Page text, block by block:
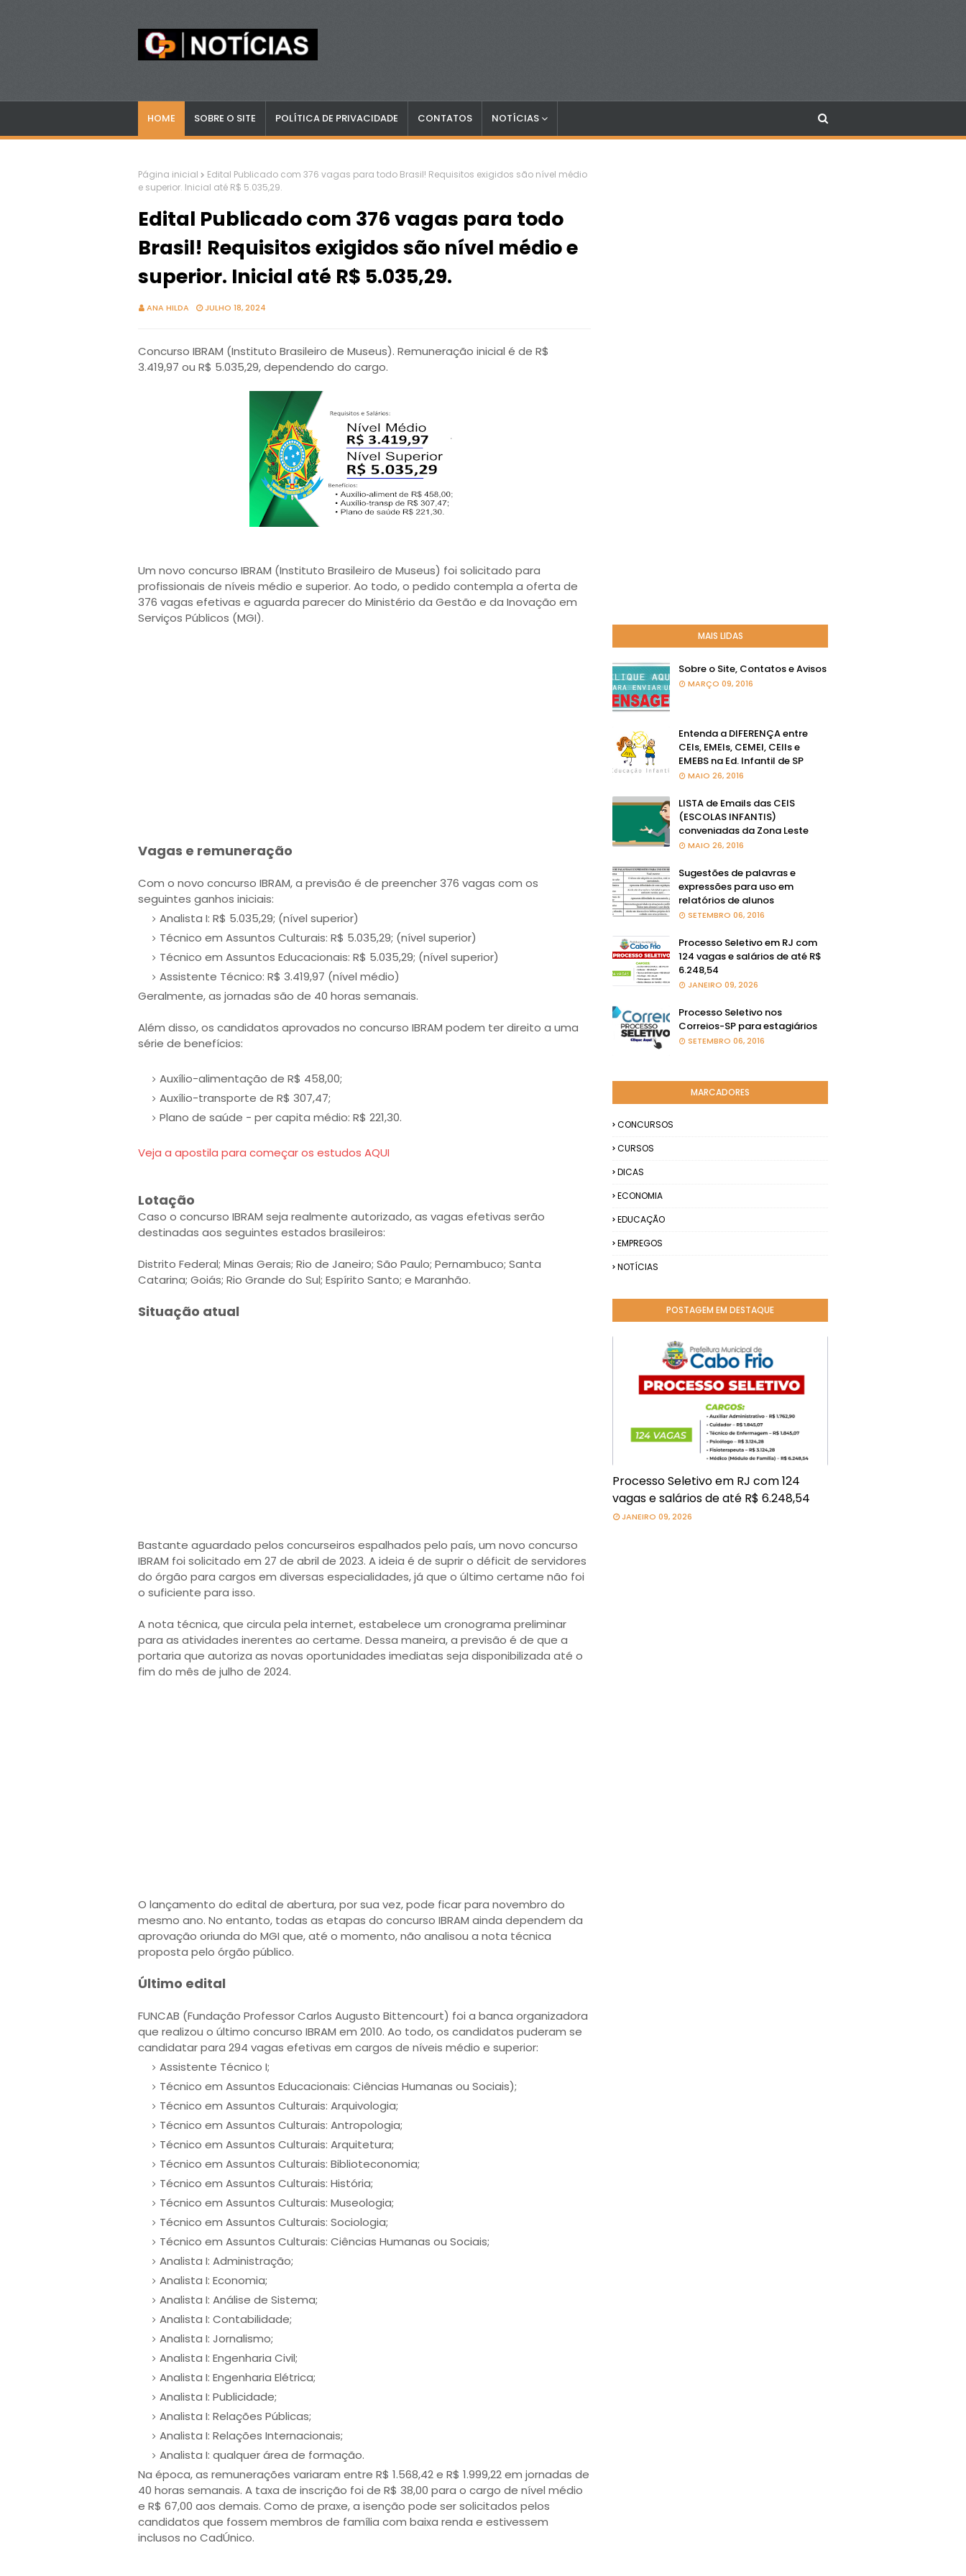
HOME SOBRE O SITE POLÍTICA DE PRIVACIDADE CONTATOS NOTÍCIAS
Página inicial
Edital Publicado com 376 vagas para todo Brasil! Requisitos exigidos são nível médio
e superior. Inicial até R$ 5.035,29.
Edital Publicado com 376 vagas para todo
Brasil! Requisitos exigidos são nível médio e
superior. Inicial até R$ 5.035,29.
ANA HILDA JULHO 18, 2024
Concurso IBRAM (Instituto Brasileiro de Museus). Remuneração inicial é de R$
3.419,97 ou R$ 5.035,29, dependendo do cargo.
Um novo concurso IBRAM (Instituto Brasileiro de Museus) foi solicitado para
profissionais de níveis médio e superior. Ao todo, o pedido contempla a oferta de
376 vagas efetivas e aguarda parecer do Ministério da Gestão e da Inovação em
Serviços Públicos (MGI).
Vagas e remuneração
Com o novo concurso IBRAM, a previsão é de preencher 376 vagas com os
seguintes ganhos iniciais:
Analista I: R$ 5.035,29; (nível superior)
Técnico em Assuntos Culturais: R$ 5.035,29; (nível superior)
Técnico em Assuntos Educacionais: R$ 5.035,29; (nível superior)
Assistente Técnico: R$ 3.419,97 (nível médio)
Geralmente, as jornadas são de 40 horas semanais.
Além disso, os candidatos aprovados no concurso IBRAM podem ter direito a uma
série de benefícios:
Auxílio-alimentação de R$ 458,00;
Auxílio-transporte de R$ 307,47;
Plano de saúde - per capita médio: R$ 221,30.
Veja a apostila para começar os estudos AQUI
Lotação
Caso o concurso IBRAM seja realmente autorizado, as vagas efetivas serão
destinadas aos seguintes estados brasileiros:
Distrito Federal; Minas Gerais; Rio de Janeiro; São Paulo; Pernambuco; Santa
Catarina; Goiás; Rio Grande do Sul; Espírito Santo; e Maranhão.
Situação atual
Bastante aguardado pelos concurseiros espalhados pelo país, um novo concurso
IBRAM foi solicitado em 27 de abril de 2023. A ideia é de suprir o déficit de servidores
do órgão para cargos em diversas especialidades, já que o último certame não foi
o suficiente para isso.
A nota técnica, que circula pela internet, estabelece um cronograma preliminar
para as atividades inerentes ao certame. Dessa maneira, a previsão é de que a
portaria que autoriza as novas oportunidades imediatas seja disponibilizada até o
fim do mês de julho de 2024.
O lançamento do edital de abertura, por sua vez, pode ficar para novembro do
mesmo ano. No entanto, todas as etapas do concurso IBRAM ainda dependem da
aprovação oriunda do MGI que, até o momento, não analisou a nota técnica
proposta pelo órgão público.
Último edital
FUNCAB (Fundação Professor Carlos Augusto Bittencourt) foi a banca organizadora
que realizou o último concurso IBRAM em 2010. Ao todo, os candidatos puderam se
candidatar para 294 vagas efetivas em cargos de níveis médio e superior:
Assistente Técnico I;
Técnico em Assuntos Educacionais: Ciências Humanas ou Sociais);
Técnico em Assuntos Culturais: Arquivologia;
Técnico em Assuntos Culturais: Antropologia;
Técnico em Assuntos Culturais: Arquitetura;
Técnico em Assuntos Culturais: Biblioteconomia;
Técnico em Assuntos Culturais: História;
Técnico em Assuntos Culturais: Museologia;
Técnico em Assuntos Culturais: Sociologia;
Técnico em Assuntos Culturais: Ciências Humanas ou Sociais;
Analista I: Administração;
Analista I: Economia;
Analista I: Análise de Sistema;
Analista I: Contabilidade;
Analista I: Jornalismo;
Analista I: Engenharia Civil;
Analista I: Engenharia Elétrica;
Analista I: Publicidade;
Analista I: Relações Públicas;
Analista I: Relações Internacionais;
Analista I: qualquer área de formação.
Na época, as remunerações variaram entre R$ 1.568,42 e R$ 1.999,22 em jornadas de
40 horas semanais. A taxa de inscrição foi de R$ 38,00 para o cargo de nível médio
e R$ 67,00 aos demais. Como de praxe, a isenção pode ser solicitados pelos
candidatos que fossem membros de família com baixa renda e estivessem
inclusos no CadÚnico.
MAIS LIDAS
Sobre o Site, Contatos e Avisos
MARÇO 09, 2016
Entenda a DIFERENÇA entre
CEIs, EMEIs, CEMEI, CEIIs e
EMEBS na Ed. Infantil de SP
MAIO 26, 2016
LISTA de Emails das CEIS
(ESCOLAS INFANTIS)
conveniadas da Zona Leste
MAIO 26, 2016
Sugestões de palavras e
expressões para uso em
relatórios de alunos
SETEMBRO 06, 2016
Processo Seletivo em RJ com
124 vagas e salários de até R$
6.248,54
JANEIRO 09, 2026
Processo Seletivo nos
Correios-SP para estagiários
SETEMBRO 06, 2016
MARCADORES
CONCURSOS
CURSOS
DICAS
ECONOMIA
EDUCAÇÃO
EMPREGOS
NOTÍCIAS
POSTAGEM EM DESTAQUE
Processo Seletivo em RJ com 124
vagas e salários de até R$ 6.248,54
JANEIRO 09, 2026